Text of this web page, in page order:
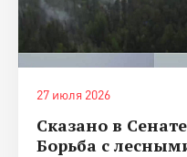
27 июля 2026
Сказано в
Борьба с